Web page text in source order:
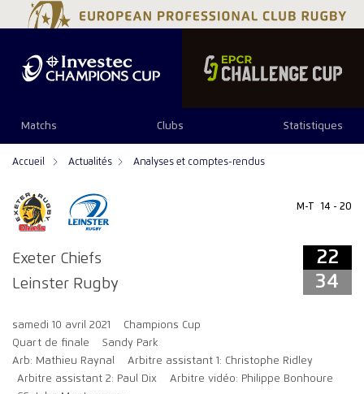
Matchs Clubs Statistiques
Accueil Actualités Analyses et comptes-rendus
Exeter Chiefs
Leinster Rugby
M-T 14 - 20
22
34
samedi 10 avril 2021
Champions Cup
Quart de finale
Sandy Park
Arb: Mathieu Raynal
Arbitre assistant 1: Christophe Ridley
Arbitre assistant 2: Paul Dix
Arbitre vidéo: Philippe Bonhoure
22 34